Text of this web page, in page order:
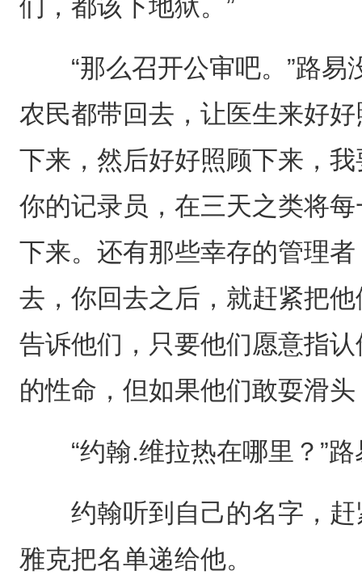
们，都该下地狱。”
“那么召开公审吧。”路易
农民都带回去，让医生来好
下来，然后好好照顾下来，
你的记录员，在三天之类将
下来。还有那些幸存的管理
去，你回去之后，就赶紧把
告诉他们，只要他们愿意指
的性命，但如果他们敢耍滑
“约翰.维拉热在哪里？”路
约翰听到自己的名字，赶
雅克把名单递给他。